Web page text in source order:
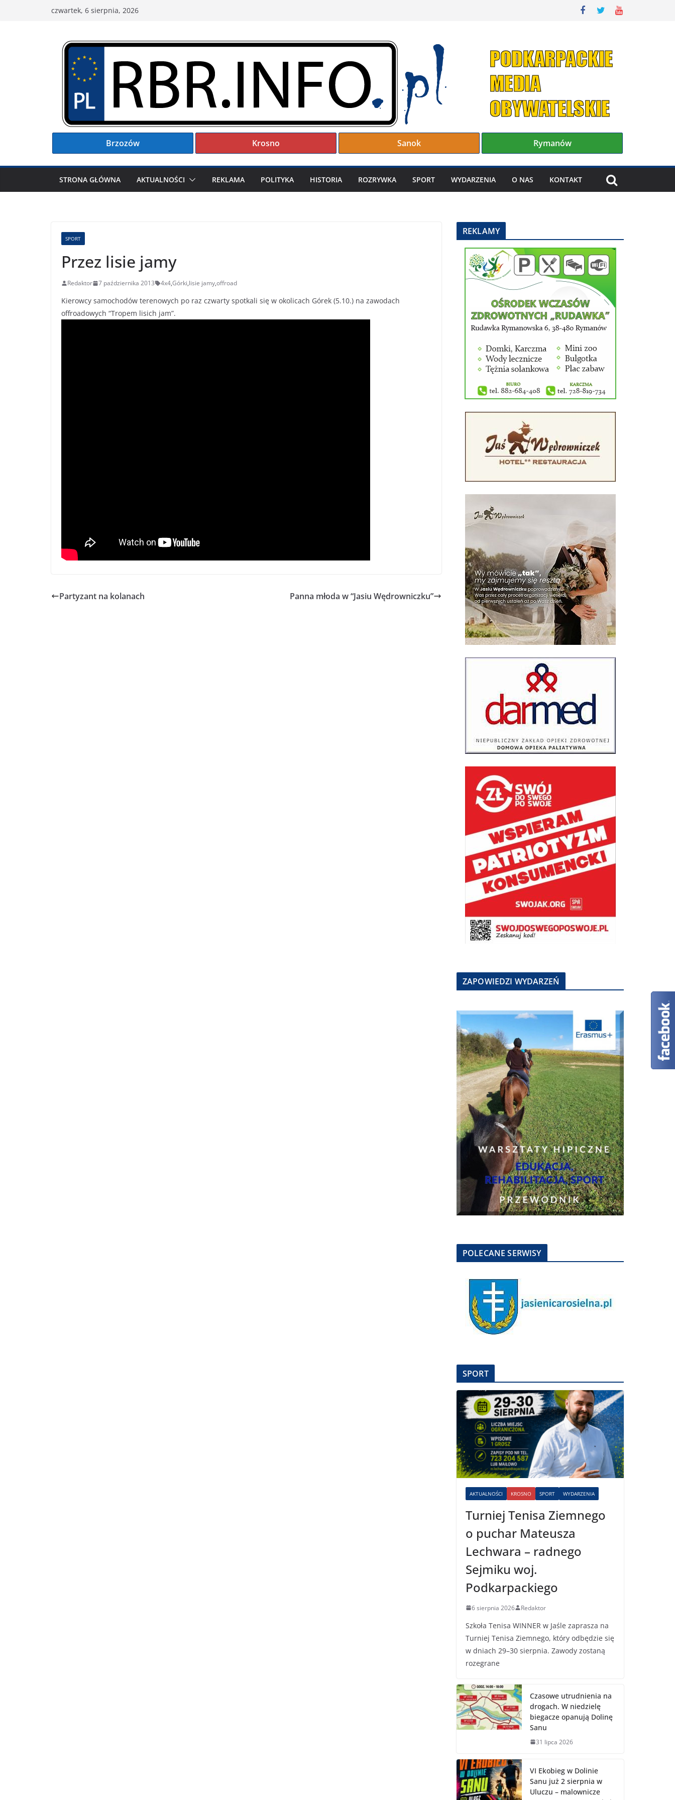
czwartek, 6 sierpnia, 2026
Brzozów Krosno Sanok Rymanów
STRONA GŁÓWNA AKTUALNOŚCI REKLAMA POLITYKA HISTORIA ROZRYWKA SPORT WYDARZENIA O NAS KONTAKT
SPORT
Przez lisie jamy
Redaktor 7 października 2013 4x4,Górki,lisie jamy,offroad
Kierowcy samochodów terenowych po raz czwarty spotkali się w okolicach Górek (5.10.) na zawodach
offroadowych “Tropem lisich jam”.
Partyzant na kolanach Panna młoda w “Jasiu Wędrowniczku”
REKLAMY
ZAPOWIEDZI WYDARZEŃ
POLECANE SERWISY
SPORT
AKTUALNOŚCI KROSNO SPORT WYDARZENIA
Turniej Tenisa Ziemnego
o puchar Mateusza
Lechwara – radnego
Sejmiku woj.
Podkarpackiego
6 sierpnia 2026 Redaktor
Szkoła Tenisa WINNER w Jaśle zaprasza na
Turniej Tenisa Ziemnego, który odbędzie się
w dniach 29–30 sierpnia. Zawody zostaną
rozegrane
Czasowe utrudnienia na
drogach. W niedzielę
biegacze opanują Dolinę
Sanu
31 lipca 2026
VI Ekobieg w Dolinie
Sanu już 2 sierpnia w
Uluczu – malownicze